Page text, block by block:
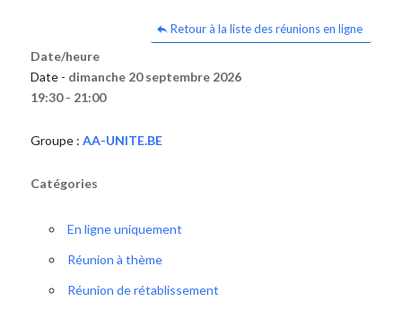
Retour à la liste des réunions en ligne
Date/heure
Date - dimanche 20 septembre 2026
19:30 - 21:00
Groupe : AA-UNITE.BE
Catégories
En ligne uniquement
Réunion à thème
Réunion de rétablissement